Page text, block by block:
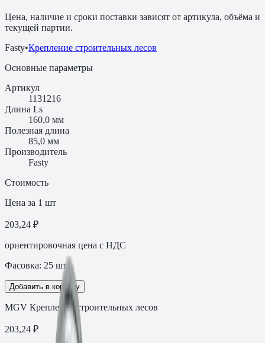
Цена, наличие и сроки поставки зависят от артикула, объёма и
текущей партии.
Fasty•Крепление строительных лесов
Основные параметры
Артикул
1131216
Длина Ls
160,0 мм
Полезная длина
85,0 мм
Производитель
Fasty
Стоимость
Цена за 1 шт
203,24 ₽
ориентировочная цена с НДС
Фасовка: 25 шт
Добавить в корзину
MGV Крепление строительных лесов
203,24 ₽